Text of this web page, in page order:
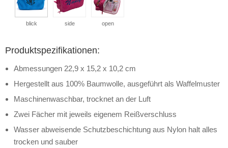
blick side open
Produktspezifikationen:
Abmessungen 22,9 x 15,2 x 10,2 cm
Hergestellt aus 100% Baumwolle, ausgeführt als Waffelmuster
Maschinenwaschbar, trocknet an der Luft
Zwei Fächer mit jeweils eigenem Reißverschluss
Wasser abweisende Schutzbeschichtung aus Nylon halt alles
trocken und sauber